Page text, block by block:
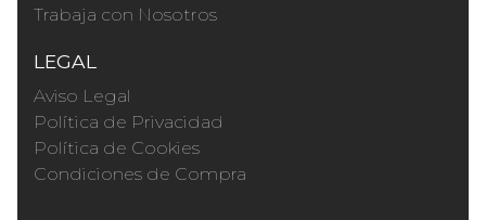
Trabaja con Nosotros
LEGAL
Aviso Legal
Política de Privacidad
Política de Cookies
Condiciones de Compra